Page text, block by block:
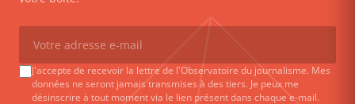
J'accepte de recevoir la lettre de l'Observatoire du journalisme. Mes
données ne seront jamais transmises à des tiers. Je peux me
désinscrire à tout moment via le lien présent dans chaque e-mail.